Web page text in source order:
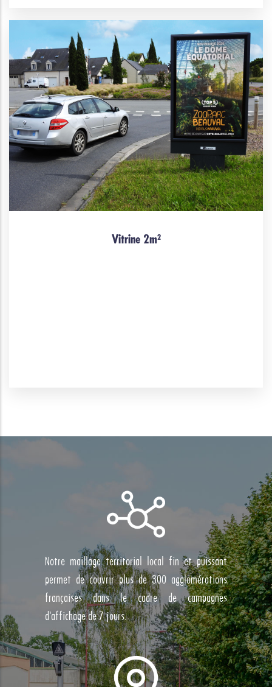
Vitrine 2m²
Notre maillage territorial local fin et puissant
permet de couvrir plus de 300 agglomérations
françaises dans le cadre de campagnes
d'affichage de 7 jours.